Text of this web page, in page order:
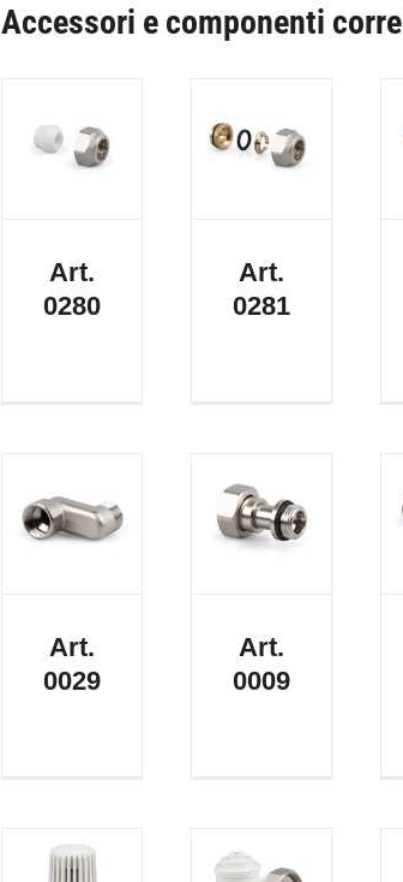
Accessori e componenti
Art.
0280
Art.
0281
Art.
0029
Art.
0009